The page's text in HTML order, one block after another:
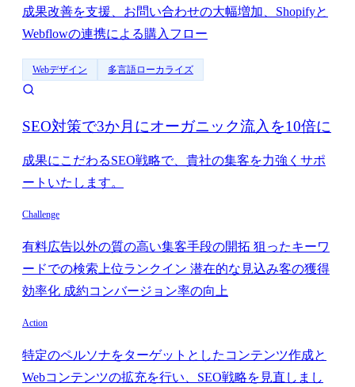
成果改善を支援、お問い合わせの大幅増加、Shopifyと
Webflowの連携による購入フロー
Webデザイン 多言語ローカライズ
SEO対策で3か月にオーガニック流入を10倍に
成果にこだわるSEO戦略で、貴社の集客を力強くサポ
ートいたします。
Challenge
有料広告以外の質の高い集客手段の開拓 狙ったキーワ
ードでの検索上位ランクイン 潜在的な見込み客の獲得
効率化 成約コンバージョン率の向上
Action
特定のペルソナをターゲットとしたコンテンツ作成と
Webコンテンツの拡充を行い、SEO戦略を見直しまし